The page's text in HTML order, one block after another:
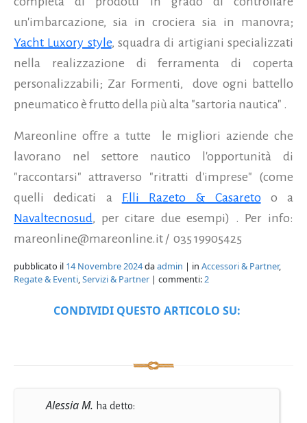
un'imbarcazione, sia in crociera sia in manovra;
Yacht Luxory style, squadra di artigiani specializzati
nella realizzazione di ferramenta di coperta
personalizzabili; Zar Formenti, dove ogni battello
pneumatico è frutto della più alta "sartoria nautica" .
Mareonline offre a tutte le migliori aziende che
lavorano nel settore nautico l'opportunità di
"raccontarsi" attraverso "ritratti d'imprese" (come
quelli dedicati a F.lli Razeto & Casaretoo a
Navaltecnosud, per citare due esempi) . Per info:
mareonline@mareonline.it / 035 19905425
pubblicato il 14 Novembre 2024daadmin | in Accessori & Partner,
Regate & Eventi,Servizi & Partner | commenti:2
CONDIVIDI QUESTO ARTICOLO SU:
Alessia M. ha detto: